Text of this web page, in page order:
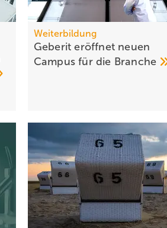
Weiterbildung
Geberit eröffnet neuen
Campus für die Branche